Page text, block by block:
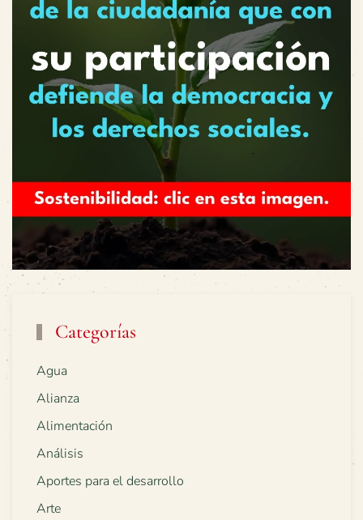
Categorías
Agua
Alianza
Alimentación
Análisis
Aportes para el desarrollo
Arte